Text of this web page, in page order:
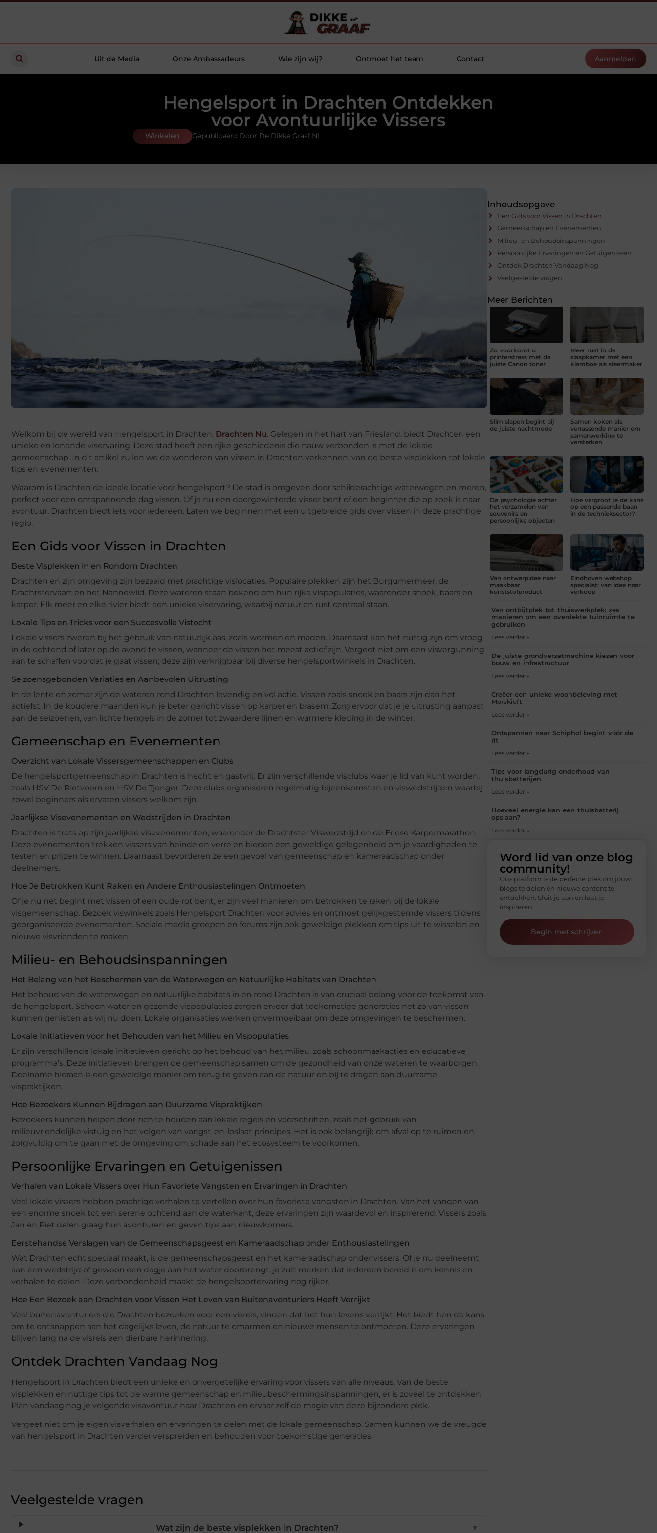
Uit de Media Onze Ambassadeurs Wie zijn wij? Ontmoet het team Contact Aanmelden
Hengelsport in Drachten Ontdekken
voor Avontuurlijke Vissers
Winkelen Gepubliceerd Door De Dikke Graaf.nl
Welkom bij de wereld van Hengelsport in Drachten. Drachten Nu. Gelegen in het hart van Friesland, biedt Drachten een
unieke en lonende viservaring. Deze stad heeft een rijke geschiedenis die nauw verbonden is met de lokale
gemeenschap. In dit artikel zullen we de wonderen van vissen in Drachten verkennen, van de beste visplekken tot lokale
tips en evenementen.
Waarom is Drachten de ideale locatie voor hengelsport? De stad is omgeven door schilderachtige waterwegen en meren,
perfect voor een ontspannende dag vissen. Of je nu een doorgewinterde visser bent of een beginner die op zoek is naar
avontuur, Drachten biedt iets voor iedereen. Laten we beginnen met een uitgebreide gids over vissen in deze prachtige
regio.
Een Gids voor Vissen in Drachten
Beste Visplekken in en Rondom Drachten
Drachten en zijn omgeving zijn bezaaid met prachtige vislocaties. Populaire plekken zijn het Burgumermeer, de
Drachtstervaart en het Nannewiid. Deze wateren staan bekend om hun rijke vispopulaties, waaronder snoek, baars en
karper. Elk meer en elke rivier biedt een unieke viservaring, waarbij natuur en rust centraal staan.
Lokale Tips en Tricks voor een Succesvolle Vistocht
Lokale vissers zweren bij het gebruik van natuurlijk aas, zoals wormen en maden. Daarnaast kan het nuttig zijn om vroeg
in de ochtend of later op de avond te vissen, wanneer de vissen het meest actief zijn. Vergeet niet om een visvergunning
aan te schaffen voordat je gaat vissen; deze zijn verkrijgbaar bij diverse hengelsportwinkels in Drachten.
Seizoensgebonden Variaties en Aanbevolen Uitrusting
In de lente en zomer zijn de wateren rond Drachten levendig en vol actie. Vissen zoals snoek en baars zijn dan het
actiefst. In de koudere maanden kun je beter gericht vissen op karper en brasem. Zorg ervoor dat je je uitrusting aanpast
aan de seizoenen, van lichte hengels in de zomer tot zwaardere lijnen en warmere kleding in de winter.
Gemeenschap en Evenementen
Overzicht van Lokale Vissersgemeenschappen en Clubs
De hengelsportgemeenschap in Drachten is hecht en gastvrij. Er zijn verschillende visclubs waar je lid van kunt worden,
zoals HSV De Rietvoorn en HSV De Tjonger. Deze clubs organiseren regelmatig bijeenkomsten en viswedstrijden waarbij
zowel beginners als ervaren vissers welkom zijn.
Jaarlijkse Visevenementen en Wedstrijden in Drachten
Drachten is trots op zijn jaarlijkse visevenementen, waaronder de Drachtster Viswedstrijd en de Friese Karpermarathon.
Deze evenementen trekken vissers van heinde en verre en bieden een geweldige gelegenheid om je vaardigheden te
testen en prijzen te winnen. Daarnaast bevorderen ze een gevoel van gemeenschap en kameraadschap onder
deelnemers.
Hoe Je Betrokken Kunt Raken en Andere Enthousiastelingen Ontmoeten
Of je nu net begint met vissen of een oude rot bent, er zijn veel manieren om betrokken te raken bij de lokale
visgemeenschap. Bezoek viswinkels zoals Hengelsport Drachten voor advies en ontmoet gelijkgestemde vissers tijdens
georganiseerde evenementen. Sociale media groepen en forums zijn ook geweldige plekken om tips uit te wisselen en
nieuwe visvrienden te maken.
Milieu- en Behoudsinspanningen
Het Belang van het Beschermen van de Waterwegen en Natuurlijke Habitats van Drachten
Het behoud van de waterwegen en natuurlijke habitats in en rond Drachten is van cruciaal belang voor de toekomst van
de hengelsport. Schoon water en gezonde vispopulaties zorgen ervoor dat toekomstige generaties net zo van vissen
kunnen genieten als wij nu doen. Lokale organisaties werken onvermoeibaar om deze omgevingen te beschermen.
Lokale Initiatieven voor het Behouden van het Milieu en Vispopulaties
Er zijn verschillende lokale initiatieven gericht op het behoud van het milieu, zoals schoonmaakacties en educatieve
programma’s. Deze initiatieven brengen de gemeenschap samen om de gezondheid van onze wateren te waarborgen.
Deelname hieraan is een geweldige manier om terug te geven aan de natuur en bij te dragen aan duurzame
vispraktijken.
Hoe Bezoekers Kunnen Bijdragen aan Duurzame Vispraktijken
Bezoekers kunnen helpen door zich te houden aan lokale regels en voorschriften, zoals het gebruik van
milieuvriendelijke vistuig en het volgen van vangst-en-loslaat principes. Het is ook belangrijk om afval op te ruimen en
zorgvuldig om te gaan met de omgeving om schade aan het ecosysteem te voorkomen.
Persoonlijke Ervaringen en Getuigenissen
Verhalen van Lokale Vissers over Hun Favoriete Vangsten en Ervaringen in Drachten
Veel lokale vissers hebben prachtige verhalen te vertellen over hun favoriete vangsten in Drachten. Van het vangen van
een enorme snoek tot een serene ochtend aan de waterkant, deze ervaringen zijn waardevol en inspirerend. Vissers zoals
Jan en Piet delen graag hun avonturen en geven tips aan nieuwkomers.
Eerstehandse Verslagen van de Gemeenschapsgeest en Kameraadschap onder Enthousiastelingen
Wat Drachten echt speciaal maakt, is de gemeenschapsgeest en het kameraadschap onder vissers. Of je nu deelneemt
aan een wedstrijd of gewoon een dagje aan het water doorbrengt, je zult merken dat iedereen bereid is om kennis en
verhalen te delen. Deze verbondenheid maakt de hengelsportervaring nog rijker.
Hoe Een Bezoek aan Drachten voor Vissen Het Leven van Buitenavonturiers Heeft Verrijkt
Veel buitenavonturiers die Drachten bezoeken voor een visreis, vinden dat het hun levens verrijkt. Het biedt hen de kans
om te ontsnappen aan het dagelijks leven, de natuur te omarmen en nieuwe mensen te ontmoeten. Deze ervaringen
blijven lang na de visreis een dierbare herinnering.
Ontdek Drachten Vandaag Nog
Hengelsport in Drachten biedt een unieke en onvergetelijke ervaring voor vissers van alle niveaus. Van de beste
visplekken en nuttige tips tot de warme gemeenschap en milieubeschermingsinspanningen, er is zoveel te ontdekken.
Plan vandaag nog je volgende visavontuur naar Drachten en ervaar zelf de magie van deze bijzondere plek.
Vergeet niet om je eigen visverhalen en ervaringen te delen met de lokale gemeenschap. Samen kunnen we de vreugde
van hengelsport in Drachten verder verspreiden en behouden voor toekomstige generaties.
Veelgestelde vragen
Wat zijn de beste visplekken in Drachten? ▼
Inhoudsopgave
Een Gids voor Vissen in Drachten
Gemeenschap en Evenementen
Milieu- en Behoudsinspanningen
Persoonlijke Ervaringen en Getuigenissen
Ontdek Drachten Vandaag Nog
Veelgestelde vragen
Meer Berichten
Zo voorkomt u
printerstress met de
juiste Canon toner
Meer rust in de
slaapkamer met een
klamboe als sfeermaker
Slim slapen begint bij
de juiste nachtmode
Samen koken als
verrassende manier om
samenwerking te
versterken
De psychologie achter
het verzamelen van
souvenirs en
persoonlijke objecten
Hoe vergroot je de kans
op een passende baan
in de technieksector?
Van ontwerpidee naar
maakbaar
kunststofproduct
Eindhoven webshop
specialist: van idee naar
verkoop
Van ontbijtplek tot thuiswerkplek: zes
manieren om een overdekte tuinruimte te
gebruiken
Lees verder »
De juiste grondverzetmachine kiezen voor
bouw en infrastructuur
Lees verder »
Creëer een unieke woonbeleving met
Morskieft
Lees verder »
Ontspannen naar Schiphol begint vóór de
rit
Lees verder »
Tips voor langdurig onderhoud van
thuisbatterijen
Lees verder »
Hoeveel energie kan een thuisbatterij
opslaan?
Lees verder »
Word lid van onze blog
community!
Ons platform is de perfecte plek om jouw
blogs te delen en nieuwe content te
ontdekken. Sluit je aan en laat je
inspireren.
Begin met schrijven